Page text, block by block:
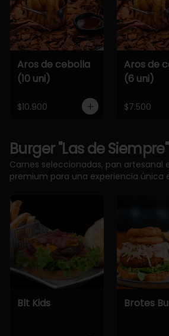
Aros de cebolla
(10 uni)
$10.900
Aros de
(6 uni)
$7.500
Burger "Las de Siempre"
Carnes seleccionadas, pan artesanal
premium para una experiencia única
Blt Kids Brotes